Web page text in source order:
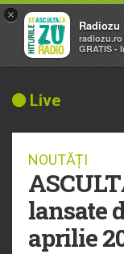
Live
NOUTĂȚI
lansate
aprilie
×
Radiozu
radiozu.ro
GRATIS -